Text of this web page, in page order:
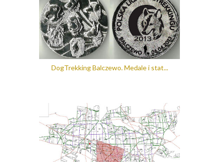
DogTrekking Balczewo. Medale i stat...